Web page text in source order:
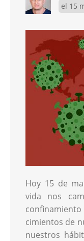
el 15
Hoy 15 de
vida nos
cimientos de
nuestros